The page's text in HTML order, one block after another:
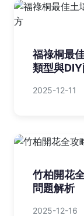
福祿桐最
類型與
2025-12-11
竹柏開花
問題解析
2025-12-16